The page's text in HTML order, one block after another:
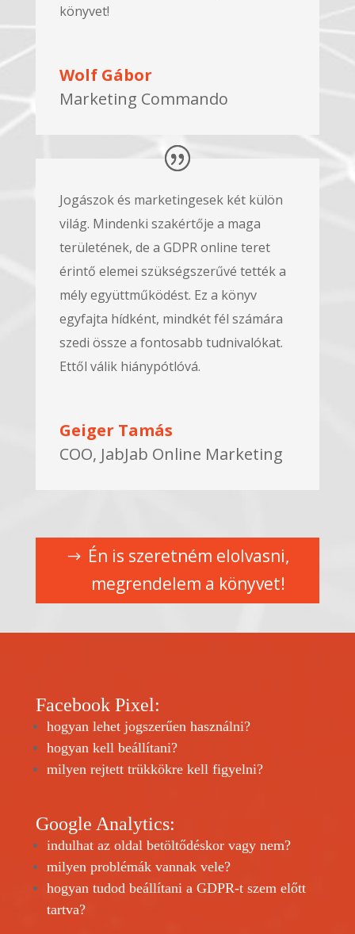
könyvet!
Wolf Gábor
Marketing Commando
Jogászok és marketingesek két külön
világ. Mindenki szakértője a maga
területének, de a GDPR online teret
érintő elemei szükségszerűvé tették a
mély együttműködést. Ez a könyv
egyfajta hídként, mindkét fél számára
szedi össze a fontosabb tudnivalókat.
Ettől válik hiánypótlóvá.
Geiger Tamás
COO, JabJab Online Marketing
Én is szeretném elolvasni,
megrendelem a könyvet!
Facebook Pixel:
hogyan lehet jogszerűen használni?
hogyan kell beállítani?
milyen rejtett trükkökre kell figyelni?
Google Analytics:
indulhat az oldal betöltődéskor vagy nem?
milyen problémák vannak vele?
hogyan tudod beállítani a GDPR-t szem előtt
tartva?